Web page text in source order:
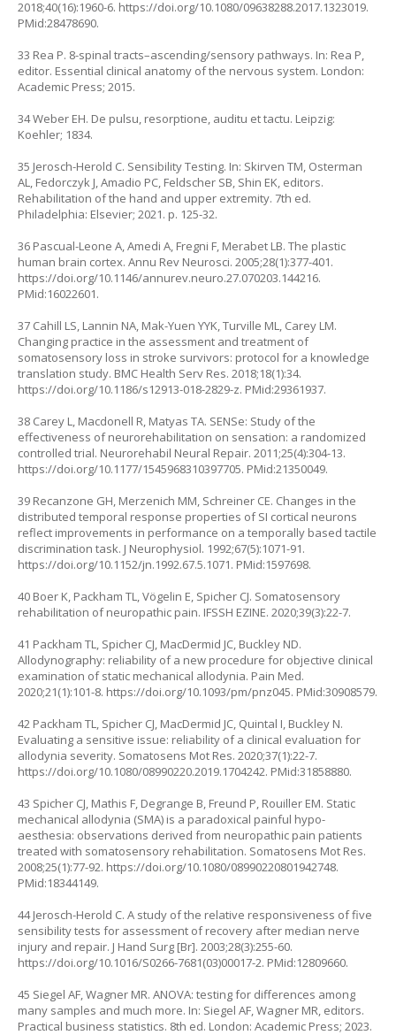
2018;40(16):1960-6. https://doi.org/10.1080/09638288.2017.1323019.
PMid:28478690.
33 Rea P. 8-spinal tracts–ascending/sensory pathways. In: Rea P,
editor. Essential clinical anatomy of the nervous system. London:
Academic Press; 2015.
34 Weber EH. De pulsu, resorptione, auditu et tactu. Leipzig:
Koehler; 1834.
35 Jerosch-Herold C. Sensibility Testing. In: Skirven TM, Osterman
AL, Fedorczyk J, Amadio PC, Feldscher SB, Shin EK, editors.
Rehabilitation of the hand and upper extremity. 7th ed.
Philadelphia: Elsevier; 2021. p. 125-32.
36 Pascual-Leone A, Amedi A, Fregni F, Merabet LB. The plastic
human brain cortex. Annu Rev Neurosci. 2005;28(1):377-401.
https://doi.org/10.1146/annurev.neuro.27.070203.144216.
PMid:16022601.
37 Cahill LS, Lannin NA, Mak-Yuen YYK, Turville ML, Carey LM.
Changing practice in the assessment and treatment of
somatosensory loss in stroke survivors: protocol for a knowledge
translation study. BMC Health Serv Res. 2018;18(1):34.
https://doi.org/10.1186/s12913-018-2829-z. PMid:29361937.
38 Carey L, Macdonell R, Matyas TA. SENSe: Study of the
effectiveness of neurorehabilitation on sensation: a randomized
controlled trial. Neurorehabil Neural Repair. 2011;25(4):304-13.
https://doi.org/10.1177/1545968310397705. PMid:21350049.
39 Recanzone GH, Merzenich MM, Schreiner CE. Changes in the
distributed temporal response properties of SI cortical neurons
reflect improvements in performance on a temporally based tactile
discrimination task. J Neurophysiol. 1992;67(5):1071-91.
https://doi.org/10.1152/jn.1992.67.5.1071. PMid:1597698.
40 Boer K, Packham TL, Vögelin E, Spicher CJ. Somatosensory
rehabilitation of neuropathic pain. IFSSH EZINE. 2020;39(3):22-7.
41 Packham TL, Spicher CJ, MacDermid JC, Buckley ND.
Allodynography: reliability of a new procedure for objective clinical
examination of static mechanical allodynia. Pain Med.
2020;21(1):101-8. https://doi.org/10.1093/pm/pnz045. PMid:30908579.
42 Packham TL, Spicher CJ, MacDermid JC, Quintal I, Buckley N.
Evaluating a sensitive issue: reliability of a clinical evaluation for
allodynia severity. Somatosens Mot Res. 2020;37(1):22-7.
https://doi.org/10.1080/08990220.2019.1704242. PMid:31858880.
43 Spicher CJ, Mathis F, Degrange B, Freund P, Rouiller EM. Static
mechanical allodynia (SMA) is a paradoxical painful hypo-
aesthesia: observations derived from neuropathic pain patients
treated with somatosensory rehabilitation. Somatosens Mot Res.
2008;25(1):77-92. https://doi.org/10.1080/08990220801942748.
PMid:18344149.
44 Jerosch-Herold C. A study of the relative responsiveness of five
sensibility tests for assessment of recovery after median nerve
injury and repair. J Hand Surg [Br]. 2003;28(3):255-60.
https://doi.org/10.1016/S0266-7681(03)00017-2. PMid:12809660.
45 Siegel AF, Wagner MR. ANOVA: testing for differences among
many samples and much more. In: Siegel AF, Wagner MR, editors.
Practical business statistics. 8th ed. London: Academic Press; 2023.